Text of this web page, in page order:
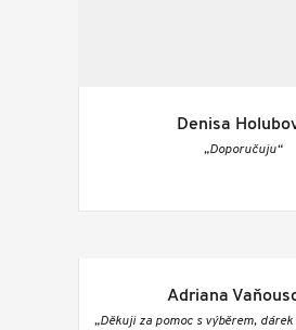
Denisa
„Doporučuju“
Adriana
„Děkuji za pomoc s výběrem,